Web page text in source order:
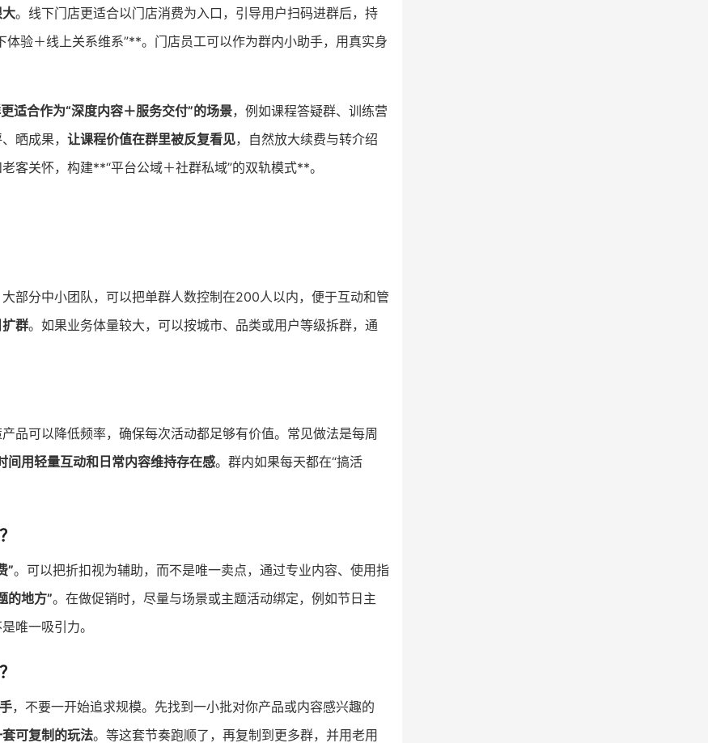
。线下门店更适合以门店消费为入口，引导用户扫码进群后，持
验＋线上关系维系”**。门店员工可以作为群内小助手，用真实身
适合作为“深度内容＋服务交付”的场景，例如课程答疑群、训练营
晒成果， 让课程价值在群里被反复看见，自然放大续费与转介绍
客关怀，构建**“平台公域＋社群私域”的双轨模式**。
部分中小团队，可以把单群人数控制在200人以内，便于互动和管
群。如果业务体量较大，可以按城市、品类或用户等级拆群，通
品可以降低频率，确保每次活动都足够有价值。常见做法是每周
间用轻量互动和日常内容维持存在感。群内如果每天都在“搞活
”。可以把折扣视为辅助，而不是唯一卖点，通过专业内容、使用指
的地方”。在做促销时，尽量与场景或主题活动绑定，例如节日主
唯一吸引力。
，不要一开始追求规模。先找到一小批对你产品或内容感兴趣的
可复制的玩法。等这套节奏跑顺了，再复制到更多群，并用老用